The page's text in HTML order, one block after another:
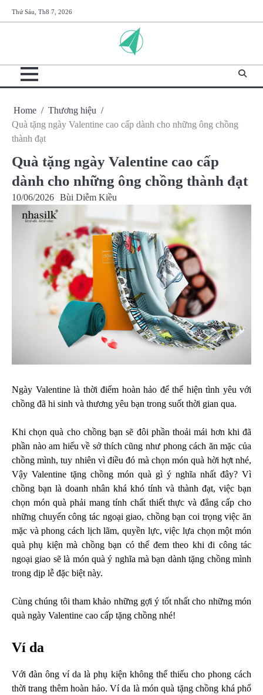
to
Thứ Sáu, Th8 7, 2026
Home
Thương hiệu
Quà tặng ngày Valentine cao cấp dành cho những ông chồng
thành đạt
Quà tặng ngày Valentine cao cấp
dành cho những ông chồng thành đạt
10/06/2026 Bùi Diễm Kiều
Ngày Valentine là thời điểm hoàn hảo để thể hiện tình yêu với
chồng đã hi sinh và thương yêu bạn trong suốt thời gian qua.
Khi chọn quà cho chồng bạn sẽ đôi phần thoải mái hơn khi đã
phần nào am hiểu về sở thích cũng như phong cách ăn mặc của
chồng mình, tuy nhiên vì điều đó mà chọn món quà hời hợt nhé,
Vậy Valentine tặng chồng món quà gì ý nghĩa nhất đây? Vì
chồng bạn là doanh nhân khá khó tính và thành đạt, việc bạn
chọn món quà phải mang tính chất thiết thực và đẳng cấp cho
những chuyến công tác ngoại giao, chồng bạn coi trọng việc ăn
mặc và phong cách lịch lãm, quyền lực, việc lựa chọn một món
quà phụ kiện mà chồng bạn có thể đem theo khi đi công tác
ngoại giao sẽ là món quà ý nghĩa mà bạn dành tặng chồng mình
trong dịp lễ đặc biệt này.
Cùng chúng tôi tham khảo những gợi ý tốt nhất cho những món
quà ngày Valentine cao cấp tặng chồng nhé!
Ví da
Với đàn ông ví da là phụ kiện không thể thiếu cho phong cách
thời trang thêm hoàn hảo. Ví da là món quà tặng chồng khá phổ